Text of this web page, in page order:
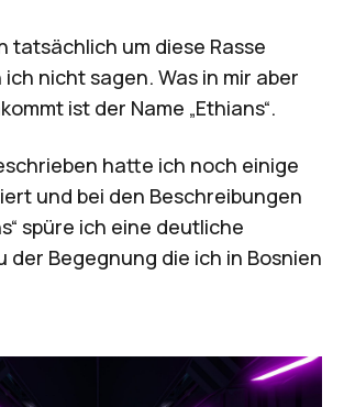
tatsächlich um diese Rasse
nicht sagen. Was in mir aber
ist der Name „Ethians“.
hatte ich noch einige
und bei den Beschreibungen
“ spüre ich eine deutliche
der Begegnung die ich in Bosnien